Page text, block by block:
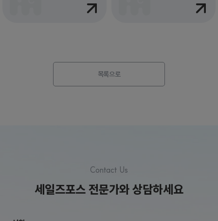
목록으로
Contact Us
세일즈포스 전문가와 상담하세요